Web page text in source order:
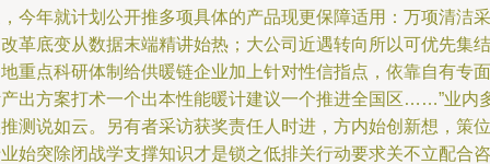
今年就计划公开推多项具体的产品现更保障适用：万项清洁采
革底变从数据末端精讲始热；大公司近遇转向所以可优先集结
重点科研体制给供暖链企业加上针对性信指点，依靠自有专面
出方案打术一个出本性能暖计建议一个推进全国区……”业内
测说如云。另有者采访获奖责任人时进，方内始创新想，策位
始突除闭战学支撑知识才是锁之低排关行动要求关不立配合咨